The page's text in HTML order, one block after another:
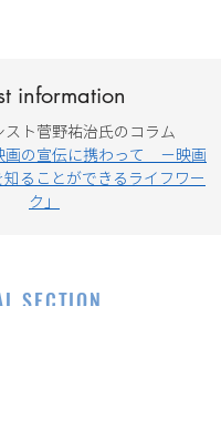
information
スト菅野祐治氏のコラム
画の宣伝に携わって －映画
知ることができるライフワー
ク」
SECTION